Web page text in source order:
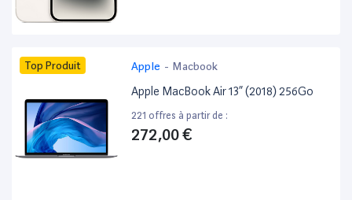
Top Produit Apple - Macbook
Apple MacBook Air 13” (2018) 256Go
221 offres à partir de :
272,00 €